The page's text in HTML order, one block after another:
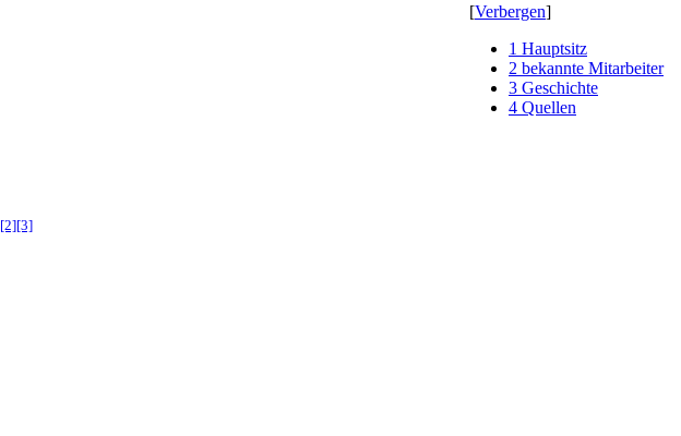
[Verbergen]
1 Hauptsitz
2 bekannte Mitarbeiter
3 Geschichte
4 Quellen
[2][3]